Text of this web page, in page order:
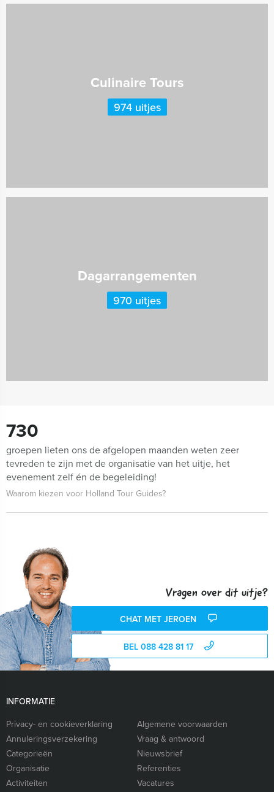
Culinaire Tours
974 uitjes
Dagarrangementen
970 uitjes
730
groepen lieten ons de afgelopen maanden weten zeer
tevreden te zijn met de organisatie van het uitje, het
evenement zelf én de begeleiding!
Waarom kiezen voor Holland Tour Guides?
Vragen over dit uitje?
CHAT MET JEROEN
BEL 088 428 81 17
INFORMATIE
Privacy- en cookieverklaring
Algemene voorwaarden
Annuleringsverzekering
Vraag & antwoord
Categorieën
Nieuwsbrief
Organisatie
Referenties
Activiteiten
Vacatures